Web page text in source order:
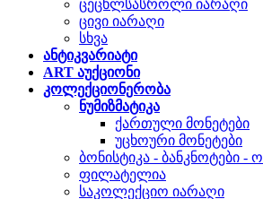
ცეცხლსასროლი იარაღი
ცივი იარაღი
სხვა
ანტიკვარიატი
ART აუქციონი
კოლექციონერობა
ნუმიზმატიკა
ქართული მონეტები
უცხოური მონეტები
ბონისტიკა - ბანკნოტები -
ფილატელია
საკოლექციო იარაღი